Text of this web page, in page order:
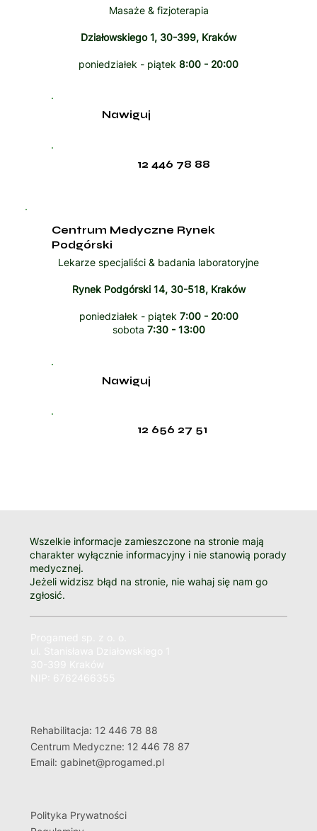
Masaże & fizjoterapia
Działowskiego 1, 30-399, Kraków
poniedziałek - piątek 8:00 - 20:00
12 446 78 88
Nawiguj
Centrum Medyczne Rynek
Podgórski
Lekarze specjaliści & badania laboratoryjne
Rynek Podgórski 14, 30-518, Kraków
poniedziałek - piątek 7:00 - 20:00
sobota 7:30 - 13:00
12 656 27 51
Nawiguj
Wszelkie informacje zamieszczone na stronie mają
charakter wyłącznie informacyjny i nie stanowią porady
medycznej.
Jeżeli widzisz błąd na stronie, nie wahaj się nam go
zgłosić.
Rehabilitacja: 12 446 78 88
Centrum Medyczne: 12 446 78 87
Email: gabinet@progamed.pl
Polityka Prywatności